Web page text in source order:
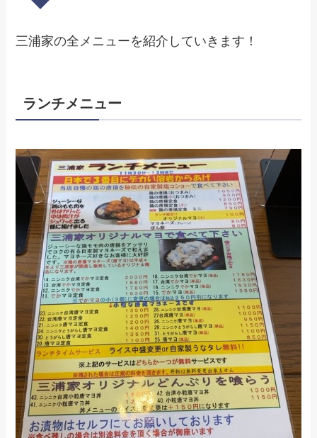
三浦家の全メニューを紹介していきます！
ランチメニュー